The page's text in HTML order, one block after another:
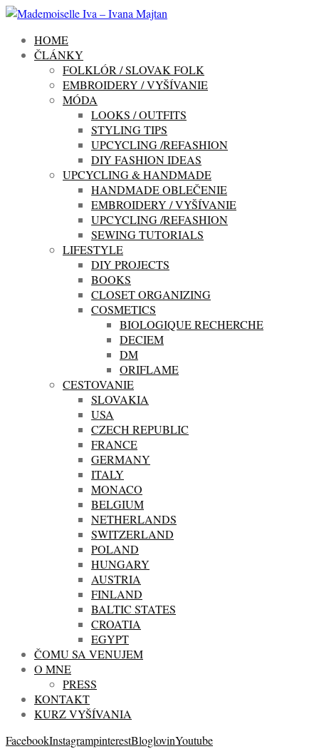
HOME
ČLÁNKY
FOLKLÓR / SLOVAK FOLK
EMBROIDERY / VYŠÍVANIE
MÓDA
LOOKS / OUTFITS
STYLING TIPS
UPCYCLING /REFASHION
DIY FASHION IDEAS
UPCYCLING & HANDMADE
HANDMADE OBLEČENIE
EMBROIDERY / VYŠÍVANIE
UPCYCLING /REFASHION
SEWING TUTORIALS
LIFESTYLE
DIY PROJECTS
BOOKS
CLOSET ORGANIZING
COSMETICS
BIOLOGIQUE RECHERCHE
DECIEM
DM
ORIFLAME
CESTOVANIE
SLOVAKIA
USA
CZECH REPUBLIC
FRANCE
GERMANY
ITALY
MONACO
BELGIUM
NETHERLANDS
SWITZERLAND
POLAND
HUNGARY
AUSTRIA
FINLAND
BALTIC STATES
CROATIA
EGYPT
ČOMU SA VENUJEM
O MNE
PRESS
KONTAKT
KURZ VYŠÍVANIA
FacebookInstagrampinterestBloglovinYoutube